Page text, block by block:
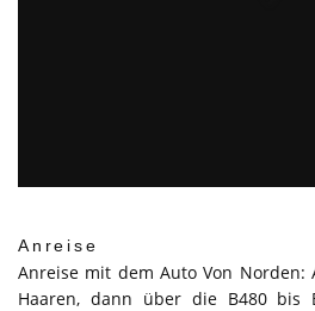
Anreise
Anreise mit dem Auto Von Norden:
Haaren, dann über die B480 bis